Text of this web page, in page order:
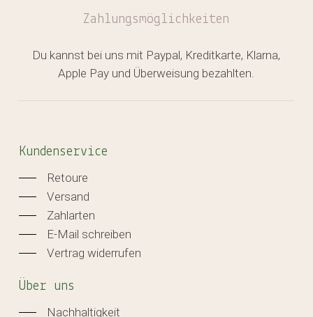
Zahlungsmöglichkeiten
Du kannst bei uns mit Paypal, Kreditkarte, Klarna,
Apple Pay und Überweisung bezahlten.
Kundenservice
Retoure
Versand
Zahlarten
E-Mail schreiben
Vertrag widerrufen
Über uns
Nachhaltigkeit